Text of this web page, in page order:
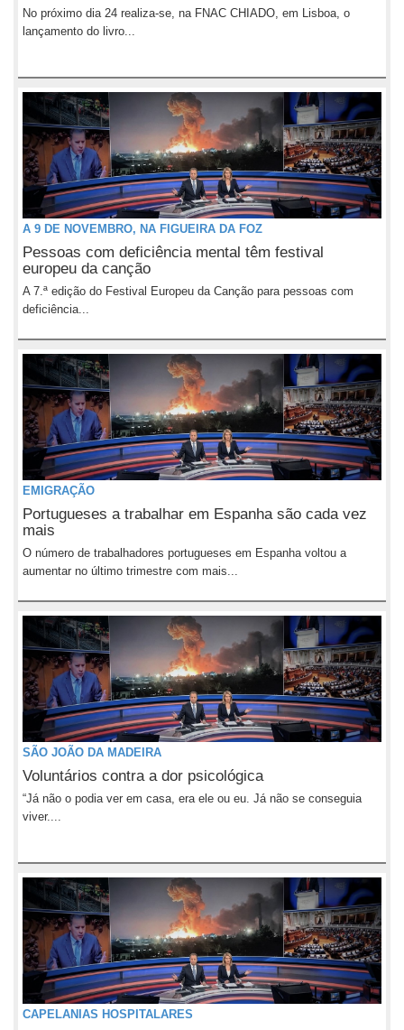
No próximo dia 24 realiza-se, na FNAC CHIADO, em Lisboa, o
lançamento do livro...
A 9 DE NOVEMBRO, NA FIGUEIRA DA FOZ
Pessoas com deficiência mental têm festival
europeu da canção
A 7.ª edição do Festival Europeu da Canção para pessoas com
deficiência...
EMIGRAÇÃO
Portugueses a trabalhar em Espanha são cada vez
mais
O número de trabalhadores portugueses em Espanha voltou a
aumentar no último trimestre com mais...
SÃO JOÃO DA MADEIRA
Voluntários contra a dor psicológica
“Já não o podia ver em casa, era ele ou eu. Já não se conseguia
viver....
CAPELANIAS HOSPITALARES